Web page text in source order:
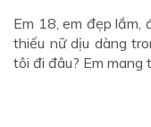
Em 18, em đẹp lắm,
thiếu nữ dịu dàng
tôi đi đâu? Em mang